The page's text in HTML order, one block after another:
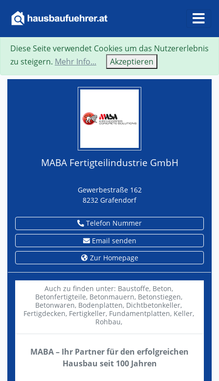
Suche Neue Suche Zurück
MABA Fertigteilindustrie GmbH
Gewerbestraße 162
8232 Grafendorf
Telefon Nummer
Email senden
Zur Homepage
Auch zu finden unter: Baustoffe, Beton,
Betonfertigteile, Betonmauern, Betonstiegen,
Betonwaren, Bodenplatten, Dichtbetonkeller,
Fertigdecken, Fertigkeller, Fundamentplatten, Keller,
Rohbau,
MABA – Ihr Partner für den erfolgreichen
Hausbau seit 100 Jahren
Diese Seite verwendet Cookies um das Nutzererlebnis
zu steigern. Mehr Info... Akzeptieren